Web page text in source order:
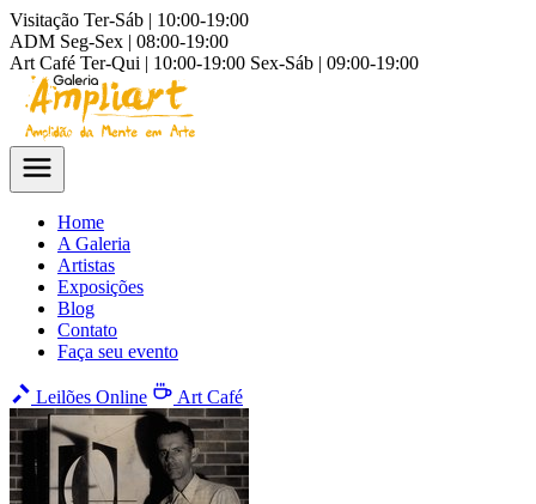
Visitação Ter-Sáb | 10:00-19:00
ADM Seg-Sex | 08:00-19:00
Art Café Ter-Qui | 10:00-19:00 Sex-Sáb | 09:00-19:00
Home
A Galeria
Artistas
Exposições
Blog
Contato
Faça seu evento
Leilões Online Art Café